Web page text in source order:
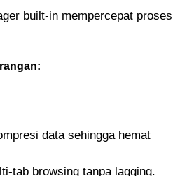
built-in mempercepat proses
data sehingga hemat
tab browsing tanpa lagging.